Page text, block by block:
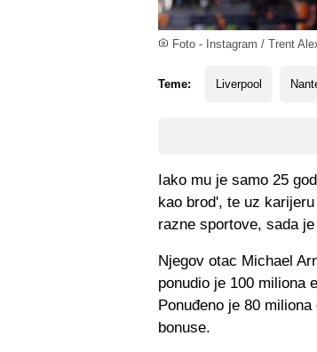
Foto - Instagram / Trent
Teme: Liverpool
Iako mu je samo 25
kao brod', te uz
razne sportove, sada
Njegov otac Michael
ponudio je 100 miliona
Ponuđeno je 80
bonuse.